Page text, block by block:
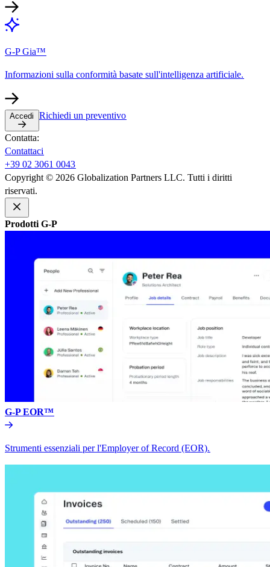
G-P Gia™​​
Informazioni sulla conformità basate sull'intelligenza artificiale.​​
Accedi​​ Richiedi un preventivo​​
Contatta:​​
Contattaci​​
+39 02 3061 0043​​
Copyright © 2026 Globalization Partners LLC. Tutti i diritti
riservati.​​
Prodotti G-P​​
G-P EOR™​​
Strumenti essenziali per l'Employer of Record (EOR).​​